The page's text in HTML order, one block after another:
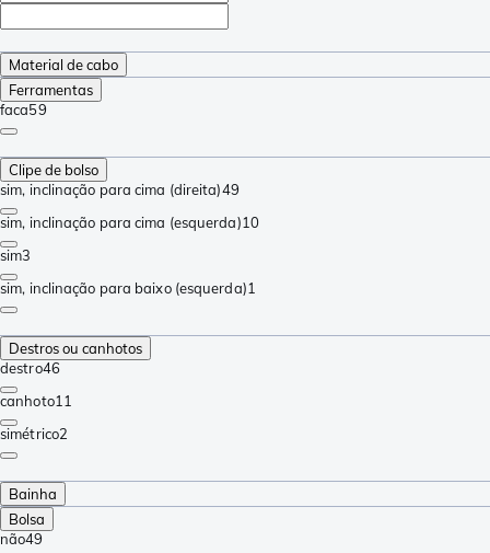
Material de cabo
Ferramentas
faca59
Clipe de bolso
sim, inclinação para cima (direita)49
sim, inclinação para cima (esquerda)10
sim3
sim, inclinação para baixo (esquerda)1
Destros ou canhotos
destro46
canhoto11
simétrico2
Bainha
Bolsa
não49